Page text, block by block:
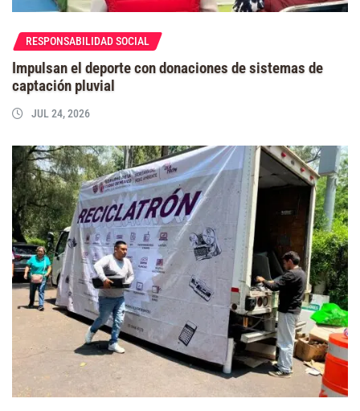
RESPONSABILIDAD SOCIAL
Impulsan el deporte con donaciones de sistemas de
captación pluvial
JUL 24, 2026